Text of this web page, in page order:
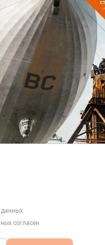
данных
согласен